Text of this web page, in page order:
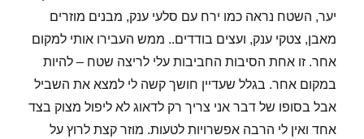
יער, השטח נראה כמו ירח עם סלעי ענק, מבנים מוזרים
מאבן, צטקי ענק, ועצים בודדים.. ממש העבירו אותי למקום
אחר. זו אחת הסיבות החביבות עלי לריצה שטח – להיות
במקום אחר. בגלל שעדיין חושך קשה לי למצא את השביל
אבל בסופו של דבר אני צריך רק לדאוג לא ליפול מצוק בצד
אחד ואין לי הרבה אפשרויות לטעות. מוזר קצת לרוץ על